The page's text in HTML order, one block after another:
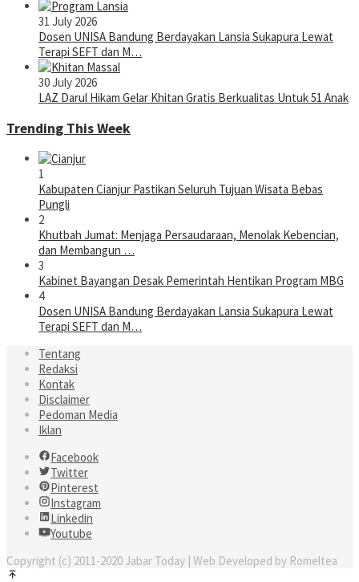
31 July 2026
Dosen UNISA Bandung Berdayakan Lansia Sukapura Lewat
Terapi SEFT dan M…
30 July 2026
LAZ Darul Hikam Gelar Khitan Gratis Berkualitas Untuk 51 Anak
Trending This Week
1
Kabupaten Cianjur Pastikan Seluruh Tujuan Wisata Bebas
Pungli
2
Khutbah Jumat: Menjaga Persaudaraan, Menolak Kebencian,
dan Membangun …
3
Kabinet Bayangan Desak Pemerintah Hentikan Program MBG
4
Dosen UNISA Bandung Berdayakan Lansia Sukapura Lewat
Terapi SEFT dan M…
Tentang
Redaksi
Kontak
Disclaimer
Pedoman Media
Iklan
Facebook
Twitter
Pinterest
Instagram
Linkedin
Youtube
Copyright (c) 2011-2020 Jabar Today | Web Developed by Romeltea